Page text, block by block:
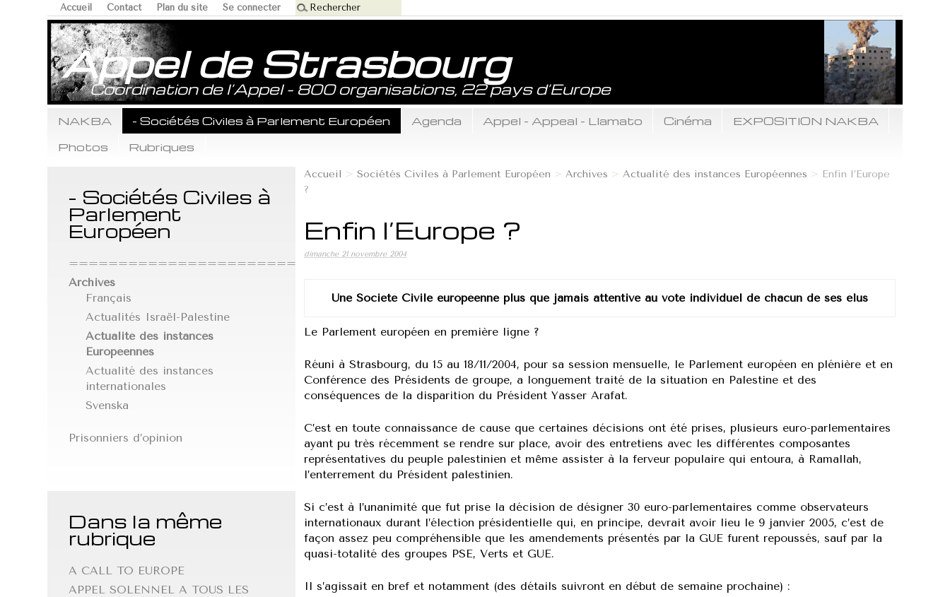
Accueil Contact Plan du site Se connecter
Appel de Strasbourg
Coordination de l’Appel - 800 organisations, 22 pays d’Europe
NAKBA - Sociétés Civiles à Parlement Européen Agenda Appel - Appeal - Llamato Cinéma
EXPOSITION NAKBA
Photos
Rubriques
Accueil >Sociétés Civiles à Parlement Européen >Archives >Actualité des instances Européennes > Enfin l’Europe
?
Enfin l’Europe ?
dimanche 21 novembre 2004
Une Société Civile européenne plus que jamais attentive au vote individuel de chacun de ses élus
Le Parlement européen en première ligne ?
Réuni à Strasbourg, du 15 au 18/11/2004, pour sa session mensuelle, le Parlement européen en plénière et en
Conférence des Présidents de groupe, a longuement traité de la situation en Palestine et des
conséquences de la disparition du Président Yasser Arafat.
C’est en toute connaissance de cause que certaines décisions ont été prises, plusieurs euro-parlementaires
ayant pu très récemment se rendre sur place, avoir des entretiens avec les différentes composantes
représentatives du peuple palestinien et même assister à la ferveur populaire qui entoura, à Ramallah,
l’enterrement du Président palestinien.
Si c’est à l’unanimité que fut prise la décision de désigner 30 euro-parlementaires comme observateurs
internationaux durant l’élection présidentielle qui, en principe, devrait avoir lieu le 9 janvier 2005, c’est de
façon assez peu compréhensible que les amendements présentés par la GUE furent repoussés, sauf par la
quasi-totalité des groupes PSE, Verts et GUE.
Il s’agissait en bref et notamment (des détails suivront en début de semaine prochaine) :
- Sociétés Civiles à
Parlement
Européen
============================================...
Archives
Français
Actualités Israël-Palestine
Actualité des instances
Européennes
Actualité des instances
internationales
Svenska
Prisonniers d’opinion
Dans la même
rubrique
A CALL TO EUROPE
APPEL SOLENNEL A TOUS LES